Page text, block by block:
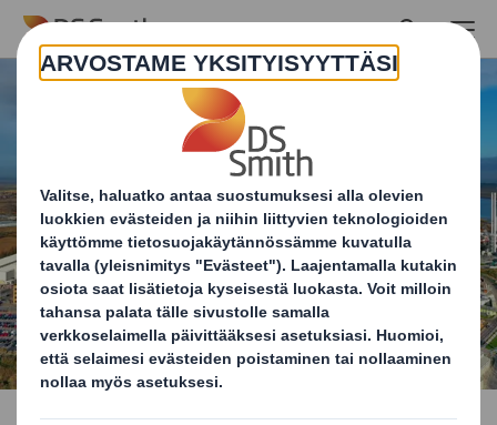
Skip to main content